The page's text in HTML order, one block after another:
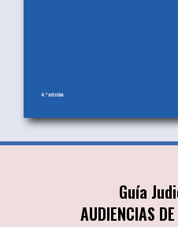
Guía
AUDIENCIAS